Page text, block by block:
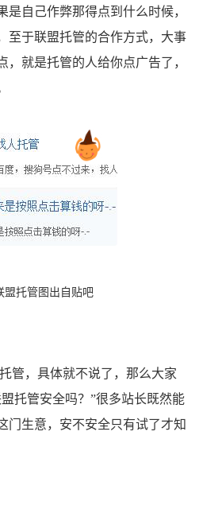
是自己作弊那得点到什么时候，
至于联盟托管的合作方式，大事
就是托管的人给你点广告了，
盟托管图出自贴吧
管，具体就不说了，那么大家
托管安全吗？”很多站长既然能
门生意，安不安全只有试了才知